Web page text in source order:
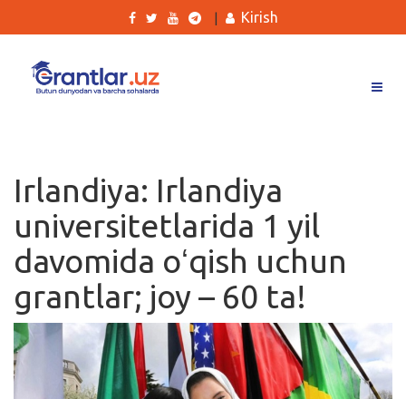
Ishlar
Kurslar
Blog
Yana
Kirish
Irlandiya: Irlandiya
universitetlarida 1 yil
davomida oʻqish uchun
grantlar; joy – 60 ta!